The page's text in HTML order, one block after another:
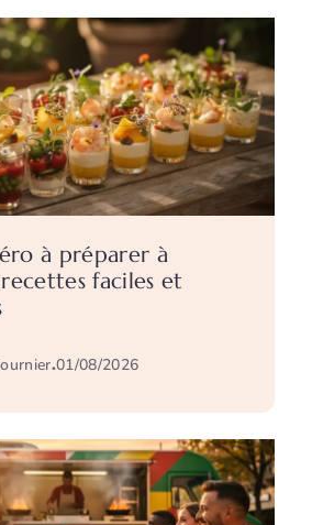
à préparer à
recettes faciles et
.01/08/2026